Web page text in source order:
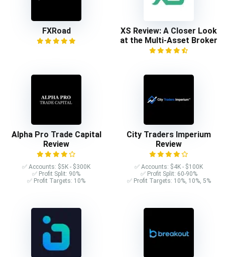
FXRoad
XS Review: A Closer Look
at the Multi-Asset Broker
Alpha Pro Trade Capital
Review
✅ Accounts: $5K - $300K
✅ Profit Split: 90%
✅ Profit Targets: 10%
City Traders Imperium
Review
✅ Accounts: $4K - $100K
✅ Profit Split: 60-90%
✅ Profit Targets: 10%, 10%, 5%